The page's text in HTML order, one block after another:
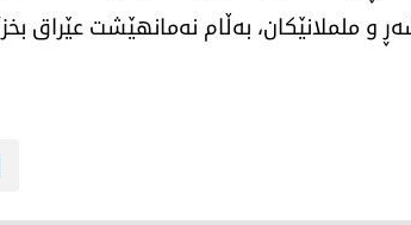
و ململانێکان، بەڵام نه‌مانهێشت عێراق